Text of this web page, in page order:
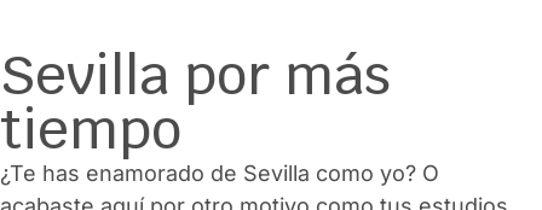
Sevilla por más
tiempo
¿Te has enamorado de Sevilla como yo? O